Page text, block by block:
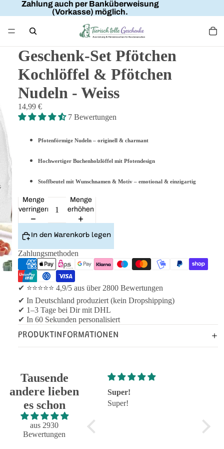
Zahlung auch per Banküberweisung
(Vorkasse) möglich.
Geschenk-Set Pfötchen
Kochlöffel & Pfötchen
Nudeln - Weiss
14,99 €
7 Bewertungen
Pfotenförmige Nudeln – originell & charmant
Hochwertiger Buchenholzlöffel mit Pfotendesign
Stoffbeutel mit Wunschnamen & Motiv – emotional & einzigartig
Menge
verringern
Menge
erhöhen
In den Warenkorb legen
Zahlungsmethoden
✔ ⭐⭐⭐⭐⭐ 4,9/5 aus über 2800 Bewertungen
✔ In Deutschland produziert (kein Dropshipping)
✔ 1–3 Tage bei Dir mit DHL
✔ In 60 Sekunden personalisiert
PRODUKTINFORMATIONEN
Tausende
andere lieben
es schon
aus 2930
Bewertungen
Super!
Super!
Großartig - hat wie
immer alles reibungslos